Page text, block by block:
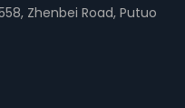
cache-oreilles
Zhenbei Road, Putuo